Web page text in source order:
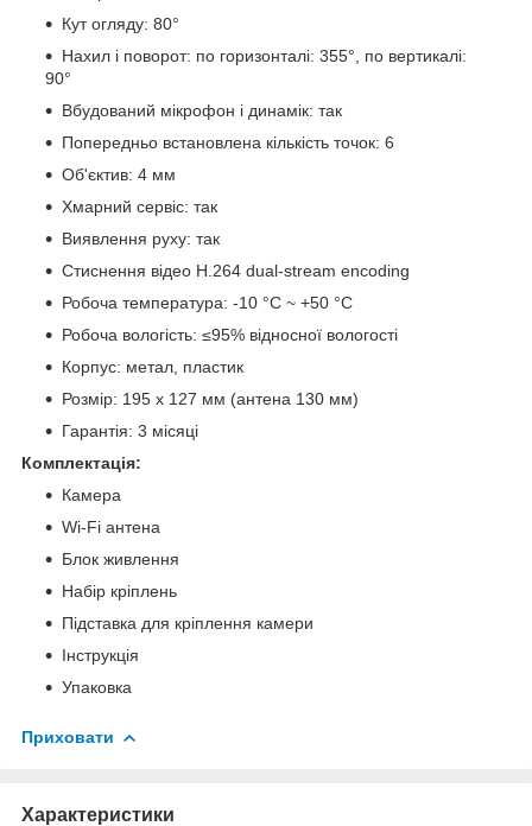
Кут огляду: 80°
Нахил і поворот: по горизонталі: 355°, по вертикалі:
90°
Вбудований мікрофон і динамік: так
Попередньо встановлена кількість точок: 6
Об'єктив: 4 мм
Хмарний сервіс: так
Виявлення руху: так
Стиснення відео H.264 dual-stream encoding
Робоча температура: -10 °C ~ +50 °C
Робоча вологість: ≤95% відносної вологості
Корпус: метал, пластик
Розмір: 195 х 127 мм (антена 130 мм)
Гарантія: 3 місяці
Комплектація:
Камера
Wi-Fi антена
Блок живлення
Набір кріплень
Підставка для кріплення камери
Інструкція
Упаковка
Приховати
Характеристики